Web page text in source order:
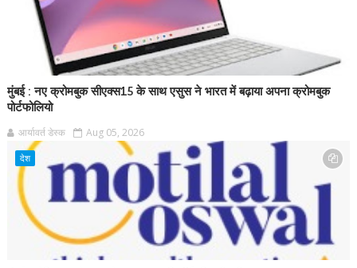
मुंबई : नए क्रोमबुक सीएक्स15 के साथ एसुस ने भारत में बढ़ाया अपना क्रोमबुक
पोर्टफोलियो
आर्यावर्त डेस्क Aug 05, 2026
देश